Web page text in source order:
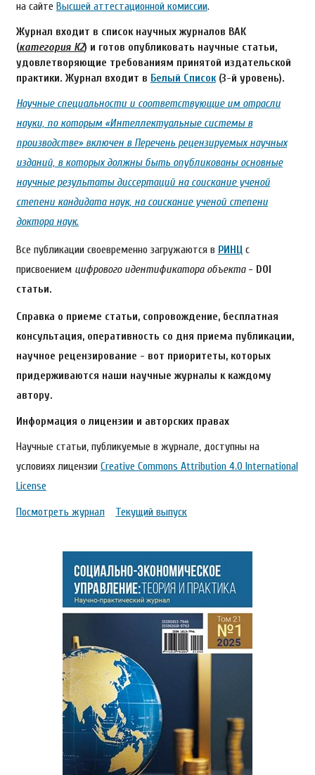
на сайте Высшей аттестационной комиссии.
Журнал входит в список научных журналов ВАК
(категория К2) и готов опубликовать научные статьи,
удовлетворяющие требованиям принятой издательской
практики. Журнал входит в Белый Список(3-й уровень).
Научные специальности и соответствующие им отрасли
науки, по которым «Интеллектуальные системы в
производстве» включен в Перечень рецензируемых научных
изданий, в которых должны быть опубликованы основные
научные результаты диссертаций на соискание ученой
степени кандидата наук, на соискание ученой степени
доктора наук.
Все публикации своевременно загружаются в РИНЦс
присвоением цифрового идентификатора объекта- DOI
статьи.
Справка о приеме статьи, сопровождение, бесплатная
консультация, оперативность со дня приема публикации,
научное рецензирование - вот приоритеты, которых
придерживаются наши научные журналы к каждому
автору.
Информация о лицензии и авторских правах
Научные статьи, публикуемые в журнале, доступны на
условиях лицензии Creative Commons Attribution 4.0 International
License
Посмотреть журнал Текущий выпуск